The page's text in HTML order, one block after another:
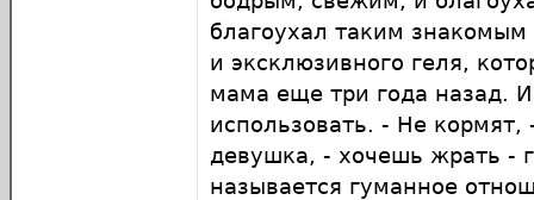
благоухал таким
и эксклюзивного геля,
мама еще три года назад.
использовать. - Не кормят,
девушка, - хочешь жрать -
называется гуманное